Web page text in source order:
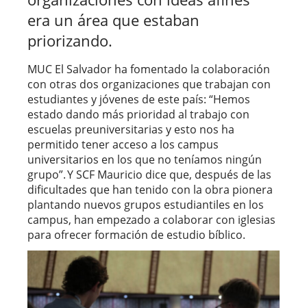
era un área que estaban
priorizando.
MUC El Salvador ha fomentado la colaboración
con otras dos organizaciones que trabajan con
estudiantes y jóvenes de este país: “Hemos
estado dando más prioridad al trabajo con
escuelas preuniversitarias y esto nos ha
permitido tener acceso a los campus
universitarios en los que no teníamos ningún
grupo”. Y SCF Mauricio dice que, después de las
dificultades que han tenido con la obra pionera
plantando nuevos grupos estudiantiles en los
campus, han empezado a colaborar con iglesias
para ofrecer formación de estudio bíblico.